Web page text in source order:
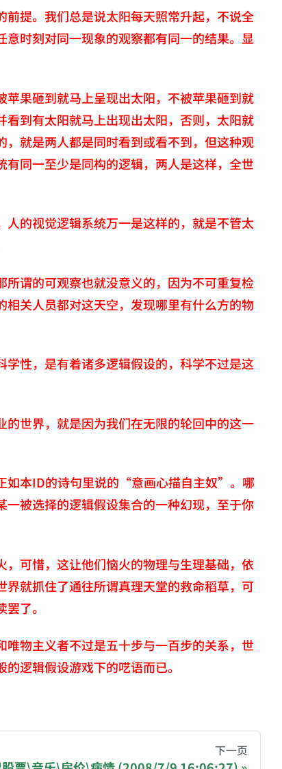
提。我们总是说太阳每天照常升起，不说全
时刻对同一现象的观察都有同一的结果。显
果砸到就马上呈现出太阳，不被苹果砸到就
到有太阳就马上出现出太阳，否则，太阳就
就是两人都是同时看到或看不到，但这种观
同一至少是同构的逻辑，两人是这样，全世
的视觉逻辑系统万一是这样的，就是不管太
谓的可观察也就没意义的，因为不可重复检
关人员都对这天空，发现哪里有什么方的物
性，是有着诸多逻辑假设的，科学不过是这
世界，就是因为我们在无限的轮回中的这一
如本ID的诗句里说的“意画心描自主奴”。哪
被选择的逻辑假设集合的一种幻现，至于你
可惜，这让他们恼火的物理与生理基础，依
就抓住了通往所谓真理天堂的救命稻草，可
了。
物主义者不过是五十步与一百步的关系，世
逻辑假设游戏下的呓语而已。
all original writings by the Chinese blogger
下一页